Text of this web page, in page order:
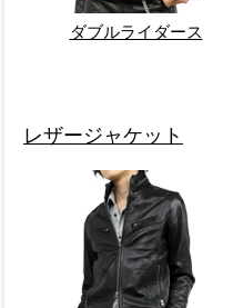
ダブルライダース
レザージャケット